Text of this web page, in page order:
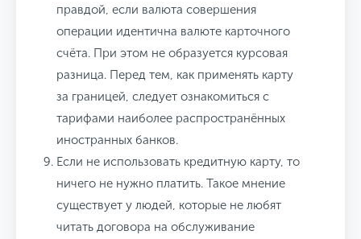
правдой, если валюта совершения
операции идентична валюте карточного
счёта. При этом не образуется курсовая
разница. Перед тем, как применять карту
за границей, следует ознакомиться с
тарифами наиболее распространённых
иностранных банков.
Если не использовать кредитную карту, то
ничего не нужно платить. Такое мнение
существует у людей, которые не любят
читать договора на обслуживание